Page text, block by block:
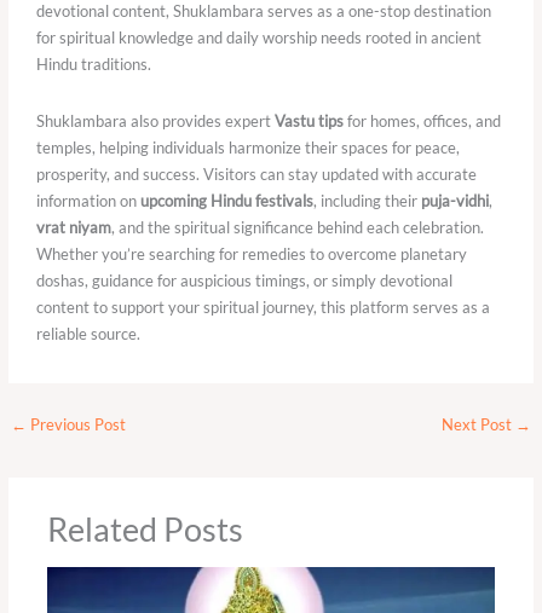
devotional content, Shuklambara serves as a one-stop destination
for spiritual knowledge and daily worship needs rooted in ancient
Hindu traditions.
Shuklambara also provides expertVastu tipsfor homes, offices, and
temples, helping individuals harmonize their spaces for peace,
prosperity, and success. Visitors can stay updated with accurate
information onupcoming Hindu festivals, including their puja-vidhi,
vrat niyam, and the spiritual significance behind each celebration.
Whether you’re searching for remedies to overcome planetary
doshas, guidance for auspicious timings, or simply devotional
content to support your spiritual journey, this platform serves as a
reliable source.
← Previous Post Next Post →
Related Posts